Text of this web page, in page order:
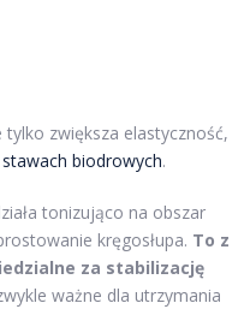
tylko zwiększa elastyczność,
stawach biodrowych.
tonizująco na obszar
kręgosłupa. To z
za stabilizację
ważne dla utrzymania